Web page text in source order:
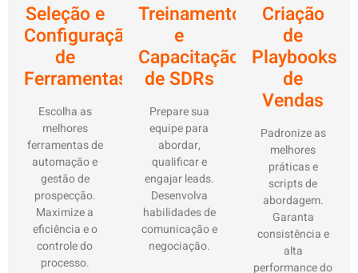
Seleção e
Configuração
de
Ferramentas
Escolha as
melhores
ferramentas de
automação e
gestão de
prospecção.
Maximize a
eficiência e o
controle do
processo.
Treinamento
e
Capacitação
de SDRs
Prepare sua
equipe para
abordar,
qualificar e
engajar leads.
Desenvolva
habilidades de
comunicação e
negociação.
Criação
de
Playbooks
de
Vendas
Padronize as
melhores
práticas e
scripts de
abordagem.
Garanta
consistência e
alta
performance do